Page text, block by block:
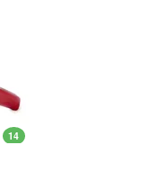
14